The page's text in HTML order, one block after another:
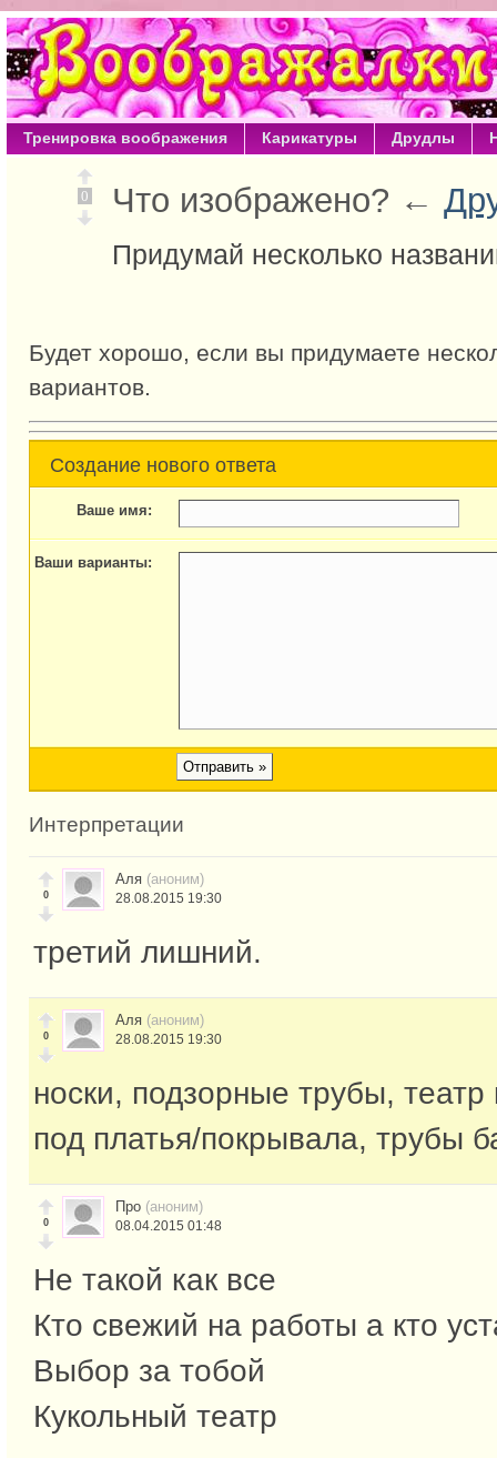
Тренировка воображения Карикатуры Друдлы
0 Что изображено? ←
Придумай несколько
Будет хорошо, если вы придумаете
вариантов.
Создание нового ответа
Ваше имя:
Ваши варианты:
Интерпретации
0
Аля (аноним)
28.08.2015 19:30
третий лишний.
0
Аля (аноним)
28.08.2015 19:30
носки, подзорные трубы, театр
под платья/покрывала, трубы
0
Про (аноним)
08.04.2015 01:48
Не такой как все
Кто свежий на работы а кто
Выбор за тобой
Кукольный театр